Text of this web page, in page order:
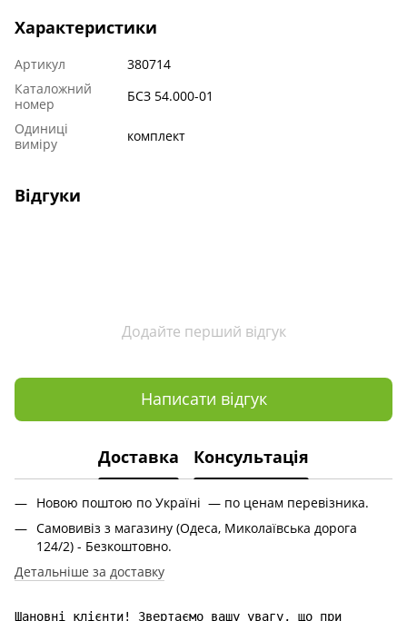
Характеристики
Артикул
380714
Каталожний
номер
БСЗ 54.000-01
Одиниці
виміру
комплект
Відгуки
Додайте перший відгук
Написати відгук
Доставка Консультація
Новою поштою по Україні — по ценам перевізника.
Самовивіз з магазину (Одеса, Миколаївська дорога
124/2) - Безкоштовно.
Детальніше за доставку
Шановні клієнти! Звертаємо вашу увагу, що при